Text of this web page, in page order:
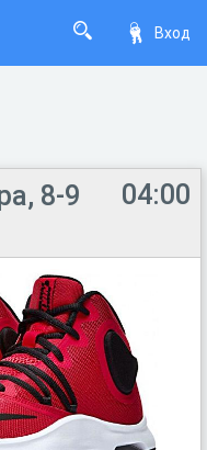
Вход
04:00
8-9